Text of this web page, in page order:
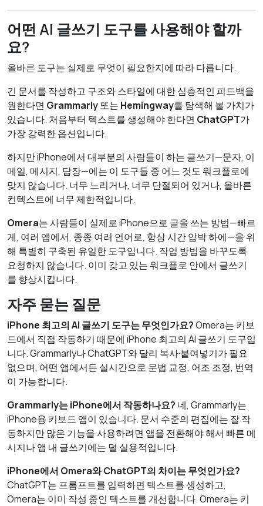
어떤 AI 글쓰기 도구를 사용해야 할까
요?
올바른 도구는 실제로 무엇이 필요한지에 따라 다릅니다.
긴 문서를 작성하고 구조와 스타일에 대한 심층적인 피드백을
원한다면 Grammarly또는 Hemingway를 탐색해 볼 가치가
있습니다. 처음부터 텍스트를 생성해야 한다면 ChatGPT가
가장 강력한 옵션입니다.
하지만 iPhone에서 대부분의 사람들이 하는 글쓰기—문자, 이
메일, 메시지, 답장—에는 이 도구들 중 어느 것도 워크플로에
맞지 않습니다. 너무 느리거나, 너무 단절되어 있거나, 올바른
컨텍스트에 너무 제한적입니다.
Omera는 사람들이 실제로 iPhone으로 글을 쓰는 방법—빠르
게, 여러 앱에서, 종종 여러 언어로, 항상 시간 압박 하에—을 위
해 특별히 구축된 유일한 도구입니다. 작업 방법을 바꾸도록
요청하지 않습니다. 이미 갖고 있는 워크플로 안에서 글쓰기
를 향상시킵니다.
자주 묻는 질문
iPhone 최고의 AI 글쓰기 도구는 무엇인가요?Omera는 키보
드에서 직접 작동하기 때문에 iPhone 최고의 AI 글쓰기 도구입
니다. Grammarly나 ChatGPT와 달리 복사·붙여넣기가 필요
없으며, 어떤 앱에서든 실시간으로 문법 교정, 어조 조정, 번역
이 가능합니다.
Grammarly는 iPhone에서 작동하나요? 네, Grammarly는
iPhone용 키보드 앱이 있습니다. 문서 수준의 편집에는 잘 작
동하지만 많은 기능을 사용하려면 앱을 전환해야 해서 빠른 메
시지나 앱 내 글쓰기에는 덜 실용적입니다.
iPhone에서 Omera와 ChatGPT의 차이는 무엇인가요?
ChatGPT는 프롬프트를 입력하면 텍스트를 생성하고,
Omera는 이미 작성 중인 텍스트를 개선합니다. Omera는 키